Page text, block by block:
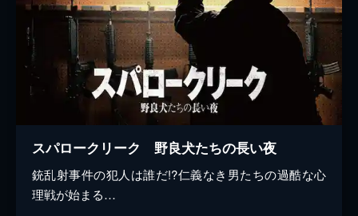
スパロークリーク 野良犬たちの長い夜
銃乱射事件の犯人は誰だ!?仁義なき男たちの過酷な心
理戦が始まる…